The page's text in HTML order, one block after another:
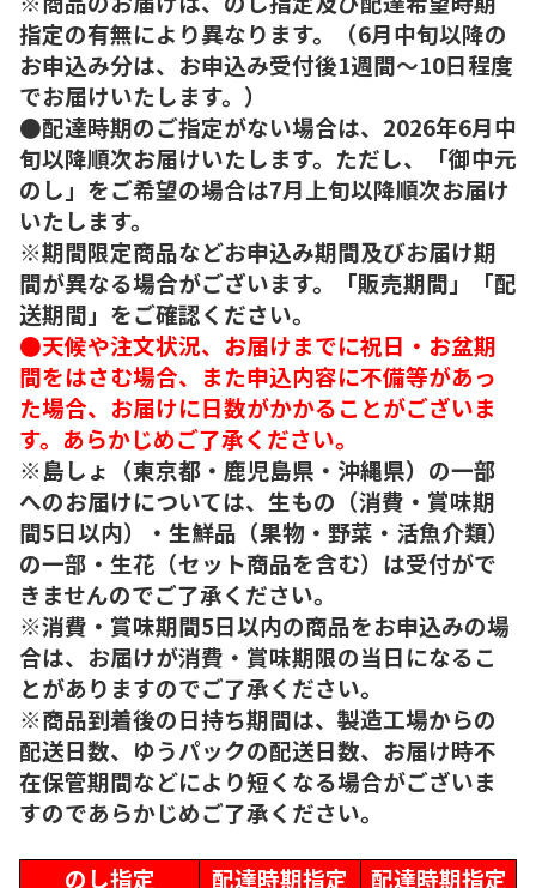
指定の有無により異なります。（6月中旬以降の
お申込み分は、お申込み受付後1週間～10日程度
でお届けいたします。）
●配達時期のご指定がない場合は、2026年6月中
旬以降順次お届けいたします。ただし、「御中元
のし」をご希望の場合は7月上旬以降順次お届け
いたします。
※期間限定商品などお申込み期間及びお届け期
間が異なる場合がございます。「販売期間」「配
送期間」をご確認ください。
●天候や注文状況、お届けまでに祝日・お盆期
間をはさむ場合、また申込内容に不備等があっ
た場合、お届けに日数がかかることがございま
す。あらかじめご了承ください。
※島しょ（東京都・鹿児島県・沖縄県）の一部
へのお届けについては、生もの（消費・賞味期
間5日以内）・生鮮品（果物・野菜・活魚介類）
の一部・生花（セット商品を含む）は受付がで
きませんのでご了承ください。
※消費・賞味期間5日以内の商品をお申込みの場
合は、お届けが消費・賞味期限の当日になるこ
とがありますのでご了承ください。
※商品到着後の日持ち期間は、製造工場からの
配送日数、ゆうパックの配送日数、お届け時不
在保管期間などにより短くなる場合がございま
すのであらかじめご了承ください。
のし指定
配達時期指定
配達時期指定